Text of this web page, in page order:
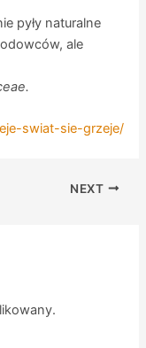
pyły naturalne
ale
swiat-sie-grzeje/
NEXT